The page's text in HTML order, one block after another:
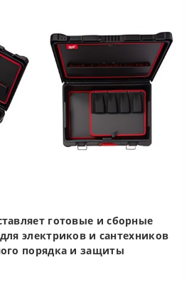
готовые и сборные
электриков и сантехников
порядка и защиты